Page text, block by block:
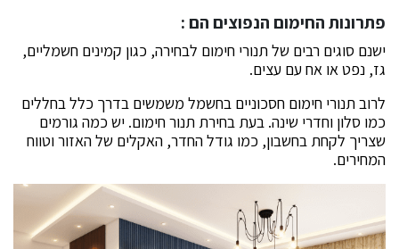
פתרונות החימום הנפוצים הם :
ישנם סוגים רבים של תנורי חימום לבחירה, כגון קמינים חשמליים,
גז, נפט או אח עם עצים.
לרוב תנורי חימום חסכוניים בחשמל משמשים בדרך כלל בחללים
כמו סלון וחדרי שינה. בעת בחירת תנור חימום. יש כמה גורמים
שצריך לקחת בחשבון, כמו גודל החדר, האקלים של האזור וטווח
המחירים.